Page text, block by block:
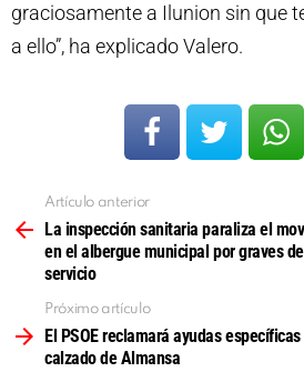
graciosamente a Ilunion sin que
a ello”, ha explicado Valero.
más
Artículo anterior
La inspección sanitaria paraliza el
en el albergue municipal por graves
servicio
Próximo artículo
El PSOE reclamará ayudas
calzado de Almansa